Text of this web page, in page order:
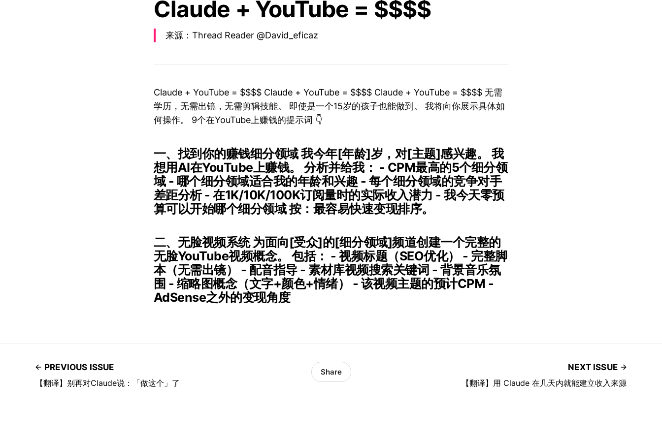
Claude + YouTube = $$$$
来源：Thread Reader @David_eficaz
Claude + YouTube = $$$$ Claude + YouTube = $$$$ Claude + YouTube = $$$$ 无需
学历，无需出镜，无需剪辑技能。 即使是一个15岁的孩子也能做到。 我将向你展示具体如
何操作。 9个在YouTube上赚钱的提示词 👇
一、找到你的赚钱细分领域 我今年[年龄]岁，对[主题]感兴趣。 我
想用AI在YouTube上赚钱。 分析并给我： - CPM最高的5个细分领
域 - 哪个细分领域适合我的年龄和兴趣 - 每个细分领域的竞争对手
差距分析 - 在1K/10K/100K订阅量时的实际收入潜力 - 我今天零预
算可以开始哪个细分领域 按：最容易快速变现排序。
二、无脸视频系统 为面向[受众]的[细分领域]频道创建一个完整的
无脸YouTube视频概念。 包括： - 视频标题（SEO优化） - 完整脚
本（无需出镜） - 配音指导 - 素材库视频搜索关键词 - 背景音乐氛
围 - 缩略图概念（文字+颜色+情绪） - 该视频主题的预计CPM -
AdSense之外的变现角度
PREVIOUS ISSUE
【翻译】别再对Claude说：「做这个」了
Share
NEXT ISSUE
【翻译】用 Claude 在几天内就能建立收入来源